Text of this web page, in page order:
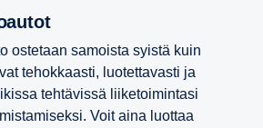
ostetaan samoista syistä kuin
tehokkaasti, luotettavasti ja
tehtävissä liiketoimintasi
Voit aina luottaa